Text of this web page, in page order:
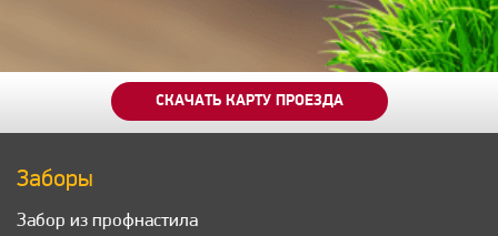
СКАЧАТЬ КАРТУ ПРОЕЗДА
Заборы
Забор из профнастила